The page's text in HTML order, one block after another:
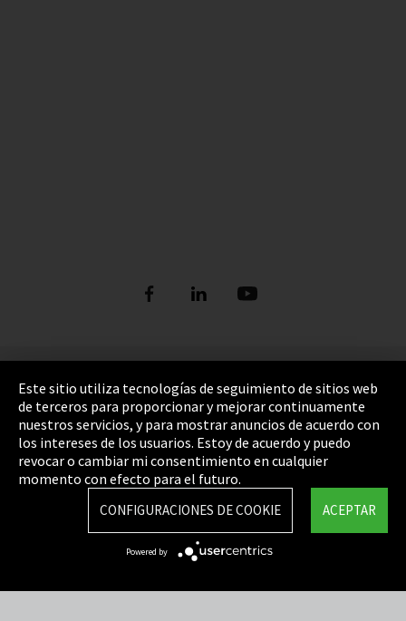
Pie de imprenta
Política de privacidad
Cookie Settings
Términos y Condiciones
Mapa del sitio
Integrity Line
Este sitio utiliza tecnologías de seguimiento de sitios web
de terceros para proporcionar y mejorar continuamente
nuestros servicios, y para mostrar anuncios de acuerdo con
los intereses de los usuarios. Estoy de acuerdo y puedo
revocar o cambiar mi consentimiento en cualquier
momento con efecto para el futuro.
ACEPTAR
CONFIGURACIONES DE COOKIE
Powered by